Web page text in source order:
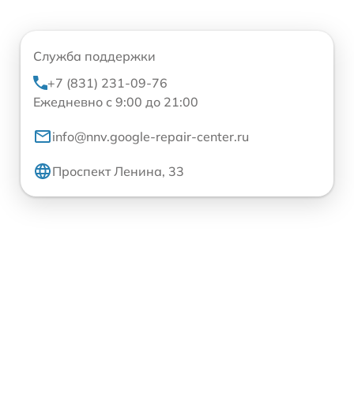
Служба поддержки
+7 (831) 231-09-76
Ежедневно с 9:00 до 21:00
info@nnv.google-repair-center.ru
Проспект Ленина, 33